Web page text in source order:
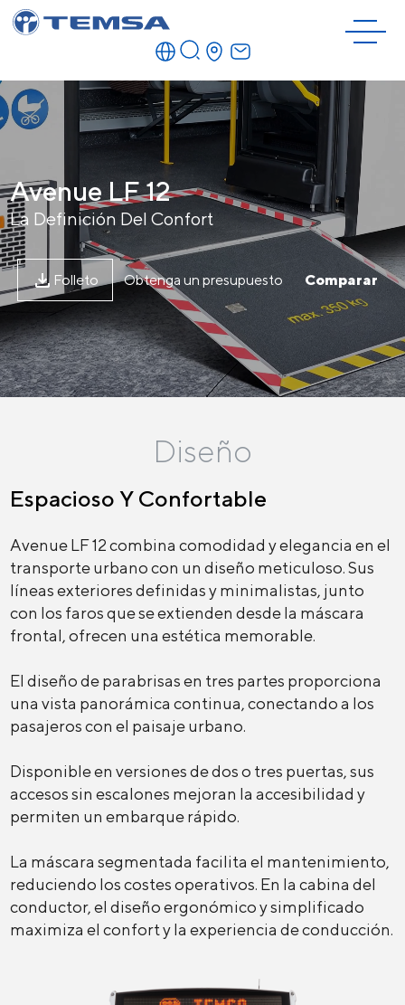
Avenue LF 12
La Definición Del Confort
Folleto Obtenga un presupuesto Comparar
Diseño
Espacioso Y Confortable
Avenue LF 12 combina comodidad y elegancia en el
transporte urbano con un diseño meticuloso. Sus
líneas exteriores definidas y minimalistas, junto
con los faros que se extienden desde la máscara
frontal, ofrecen una estética memorable.
El diseño de parabrisas en tres partes proporciona
una vista panorámica continua, conectando a los
pasajeros con el paisaje urbano.
Disponible en versiones de dos o tres puertas, sus
accesos sin escalones mejoran la accesibilidad y
permiten un embarque rápido.
La máscara segmentada facilita el mantenimiento,
reduciendo los costes operativos. En la cabina del
conductor, el diseño ergonómico y simplificado
maximiza el confort y la experiencia de conducción.